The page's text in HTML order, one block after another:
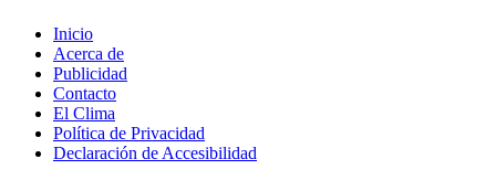
Inicio
Acerca de
Publicidad
Contacto
El Clima
Política de Privacidad
Declaración de Accesibilidad